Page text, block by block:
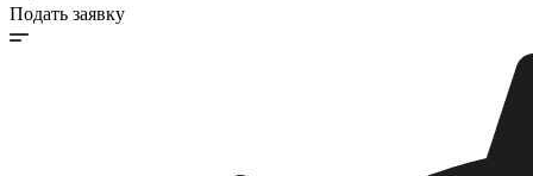
Подать заявку